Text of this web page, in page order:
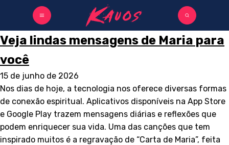
Veja lindas mensagens de Maria para
você
15 de junho de 2026
Nos dias de hoje, a tecnologia nos oferece diversas formas
de conexão espiritual. Aplicativos disponíveis na App Store
e Google Play trazem mensagens diárias e reflexões que
podem enriquecer sua vida. Uma das canções que tem
inspirado muitos é a regravação de “Carta de Maria”, feita